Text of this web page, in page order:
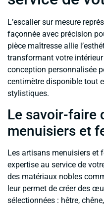
L’escalier sur mesure
façonnée avec précision
pièce maîtresse allie
transformant votre intérieur
conception personnalisée
centimètre disponible tout
stylistiques.
Le savoir-faire
menuisiers et
Les artisans menuisiers et
expertise au service de
des matériaux nobles
leur permet de créer des
sélectionnées : hêtre,